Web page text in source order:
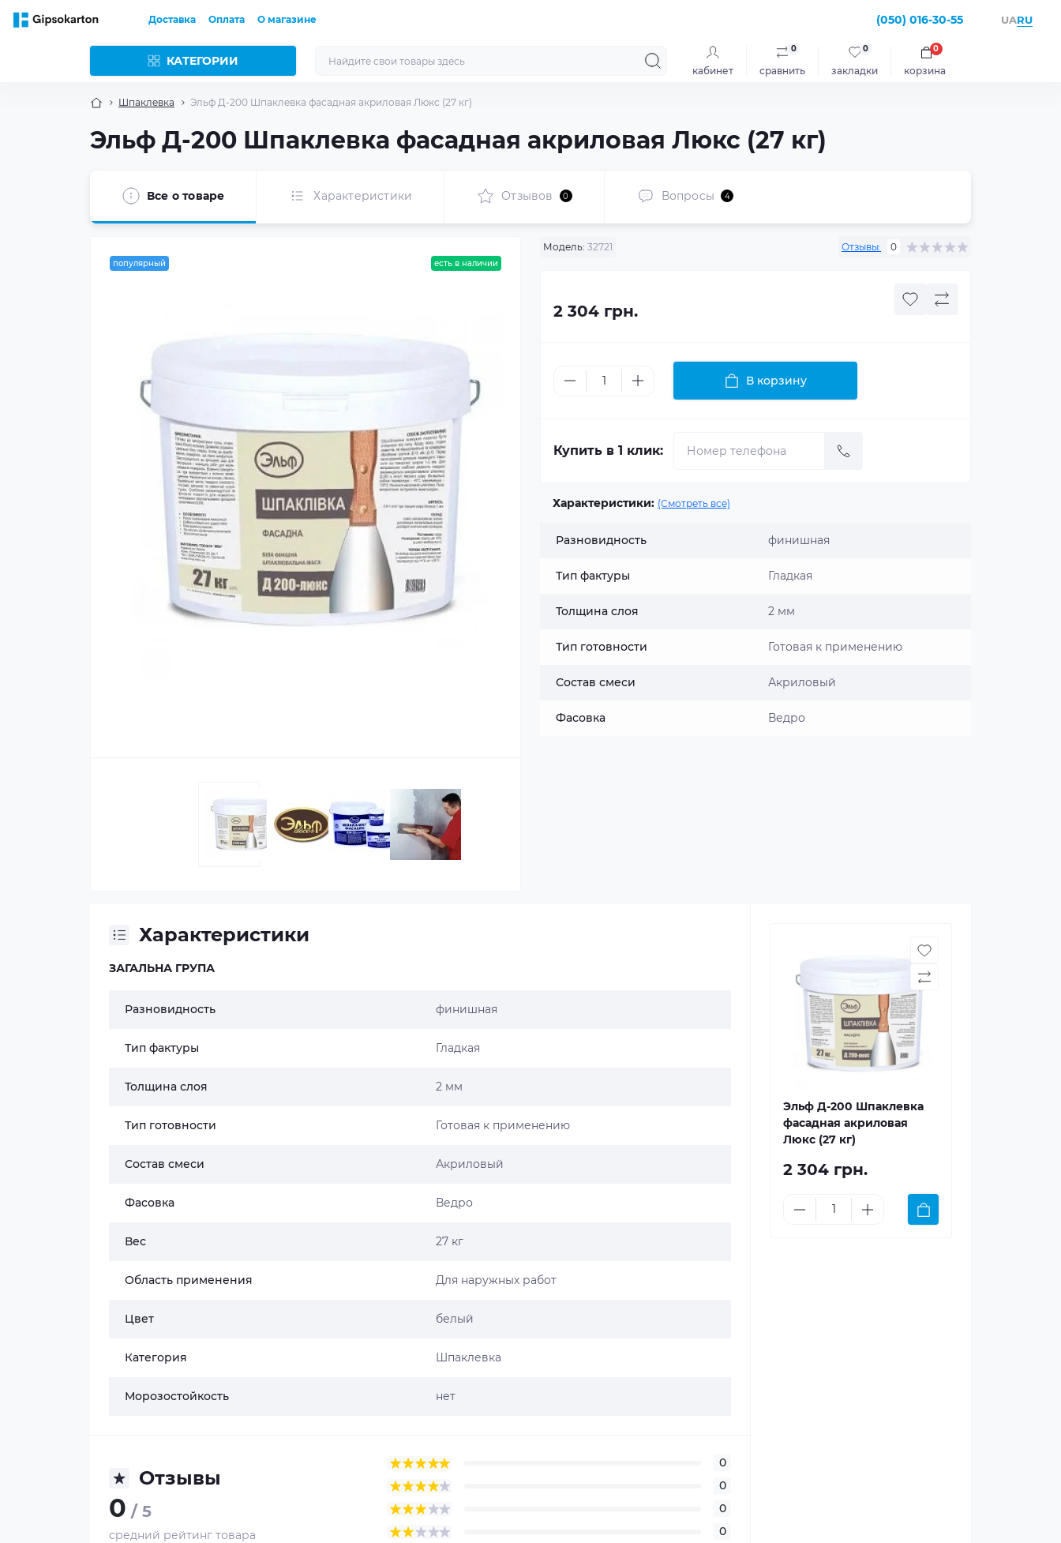
Доставка Оплата О магазине (050) 016-30-55 UARU
КАТЕГОРИИ
кабинет сравнить
0
закладки
0
корзина
0
Шпаклевка Эльф Д-200 Шпаклевка фасадная акриловая Люкс (27 кг)
Эльф Д-200 Шпаклевка фасадная акриловая Люкс (27 кг)
Все о товаре Характеристики Отзывов 0 Вопросы 4
популярный есть в наличии
Модель: 32721 Отзывы: 0
2 304 грн.
В корзину
Купить в 1 клик:
Характеристики: (Смотреть все)
Разновидность финишная
Тип фактуры Гладкая
Толщина слоя 2 мм
Тип готовности Готовая к применению
Состав смеси Акриловый
Фасовка Ведро
Характеристики
ЗАГАЛЬНА ГРУПА
Разновидность финишная
Тип фактуры Гладкая
Толщина слоя 2 мм
Тип готовности Готовая к применению
Состав смеси Акриловый
Фасовка Ведро
Вес 27 кг
Область применения Для наружных работ
Цвет белый
Категория Шпаклевка
Морозостойкость нет
Отзывы
0 / 5
средний рейтинг товара
0
0
0
0
Эльф Д-200 Шпаклевка
фасадная акриловая
Люкс (27 кг)
2 304 грн.